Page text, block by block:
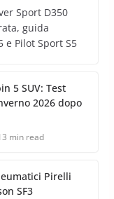
Sport D350
guida
e Pilot Sport S5
5 SUV: Test
2026 dopo
min read
Pirelli
SF3